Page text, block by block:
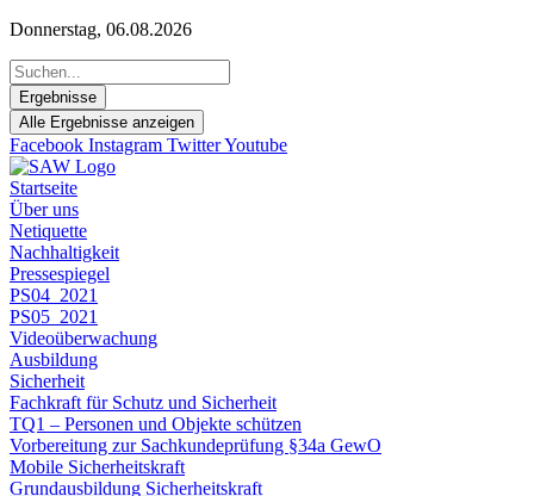
Zum
springen
Donnerstag, 06.08.2026
Search
...Ergebnisse
Alle Ergebnisse anzeigen
Facebook Instagram TwitterYoutube
Startseite
Über uns
Netiquette
Nachhaltigkeit
Pressespiegel
PS04_2021
PS05_2021
Videoüberwachung
Ausbildung
Sicherheit
Fachkraft für Schutz und Sicherheit
TQ1 – Personen und Objekte schützen
Vorbereitung zur Sachkundeprüfung §34a GewO
Mobile Sicherheitskraft
Grundausbildung Sicherheitskraft